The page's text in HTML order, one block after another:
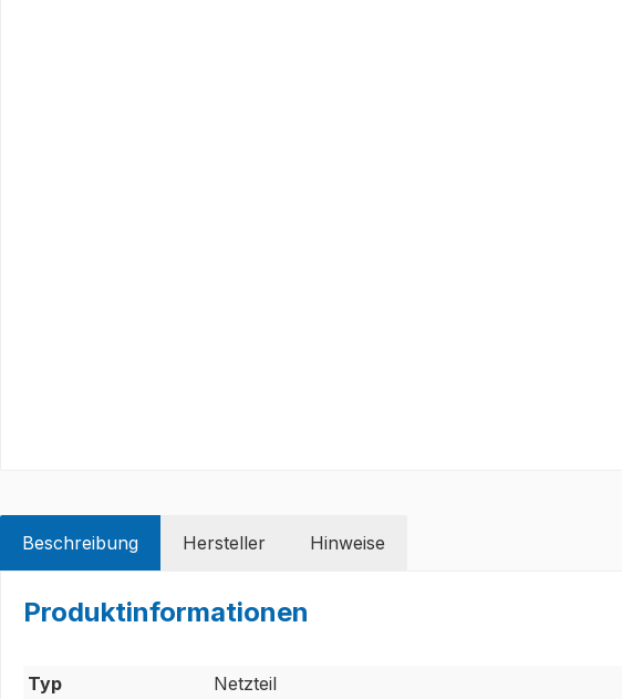
Beschreibung Hersteller Hinweise
Produktinformationen
Typ
Netzteil